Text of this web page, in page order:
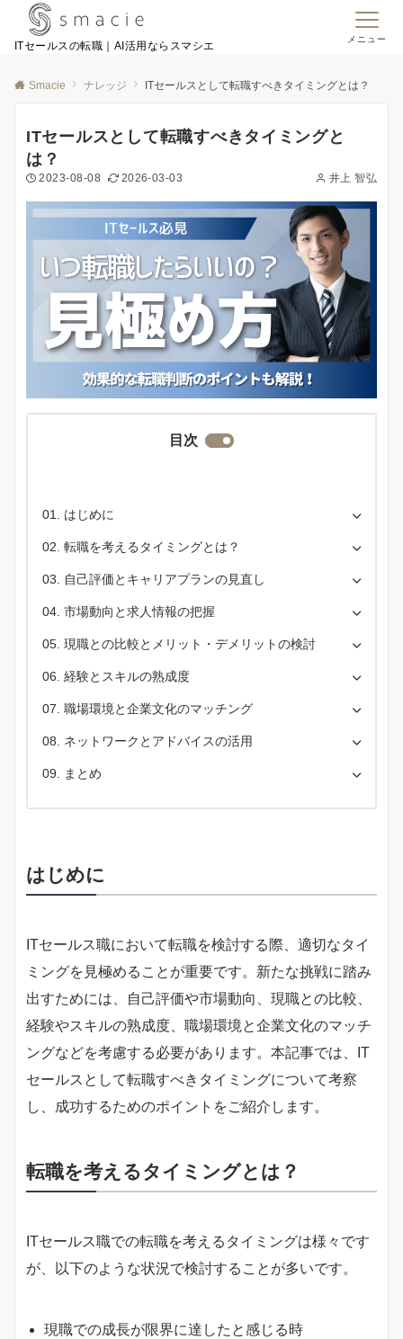
ITセールスの転職｜AI活用ならスマシエ
メニュー
Smacie ナレッジ ITセールスとして転職すべきタイミングとは？
ITセールスとして転職すべきタイミングと
は？
2023-08-08 2026-03-03 井上 智弘
目次
はじめに
転職を考えるタイミングとは？
自己評価とキャリアプランの見直し
市場動向と求人情報の把握
現職との比較とメリット・デメリットの検討
経験とスキルの熟成度
職場環境と企業文化のマッチング
ネットワークとアドバイスの活用
まとめ
はじめに
ITセールス職において転職を検討する際、適切なタイ
ミングを見極めることが重要です。新たな挑戦に踏み
出すためには、自己評価や市場動向、現職との比較、
経験やスキルの熟成度、職場環境と企業文化のマッチ
ングなどを考慮する必要があります。本記事では、IT
セールスとして転職すべきタイミングについて考察
し、成功するためのポイントをご紹介します。
転職を考えるタイミングとは？
ITセールス職での転職を考えるタイミングは様々です
が、以下のような状況で検討することが多いです。
現職での成長が限界に達したと感じる時